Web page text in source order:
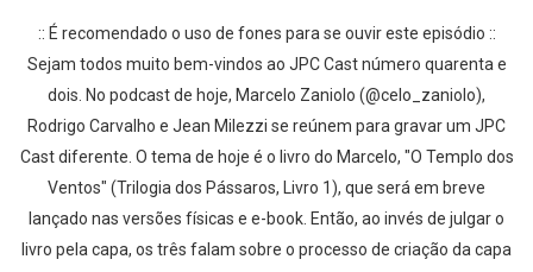
:: É recomendado o uso de fones para se ouvir este episódio ::
Sejam todos muito bem-vindos ao JPC Cast número quarenta e
dois. No podcast de hoje, Marcelo Zaniolo (@celo_zaniolo),
Rodrigo Carvalho e Jean Milezzi se reúnem para gravar um JPC
Cast diferente. O tema de hoje é o livro do Marcelo, "O Templo dos
Ventos" (Trilogia dos Pássaros, Livro 1), que será em breve
lançado nas versões físicas e e-book. Então, ao invés de julgar o
livro pela capa, os três falam sobre o processo de criação da capa